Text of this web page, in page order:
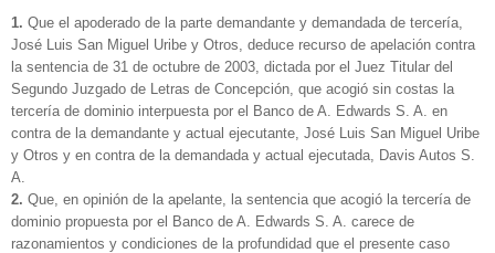
1. Que el apoderado de la parte demandante y demandada de tercería,
José Luis San Miguel Uribe y Otros, deduce recurso de apelación contra
la sentencia de 31 de octubre de 2003, dictada por el Juez Titular del
Segundo Juzgado de Letras de Concepción, que acogió sin costas la
tercería de dominio interpuesta por el Banco de A. Edwards S. A. en
contra de la demandante y actual ejecutante, José Luis San Miguel Uribe
y Otros y en contra de la demandada y actual ejecutada, Davis Autos S.
A.
2. Que, en opinión de la apelante, la sentencia que acogió la tercería de
dominio propuesta por el Banco de A. Edwards S. A. carece de
razonamientos y condiciones de la profundidad que el presente caso